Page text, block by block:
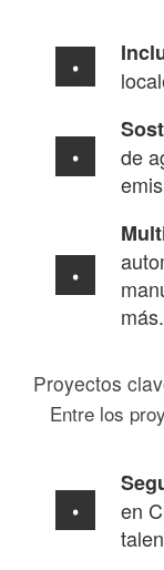
de
más.
Proyectos
Entre los
en